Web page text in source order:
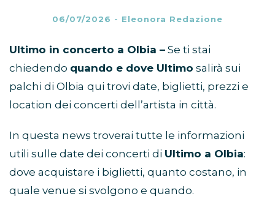
06/07/2026 - Eleonora Redazione
Ultimo in concerto a Olbia – Se ti stai
chiedendo quando e dove Ultimo salirà sui
palchi di Olbia qui trovi date, biglietti, prezzi e
location dei concerti dell’artista in città.
In questa news troverai tutte le informazioni
utili sulle date dei concerti di Ultimo a Olbia:
dove acquistare i biglietti, quanto costano, in
quale venue si svolgono e quando.